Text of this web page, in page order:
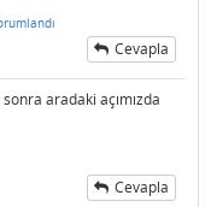
Cevapla
aradaki açımızda
Cevapla